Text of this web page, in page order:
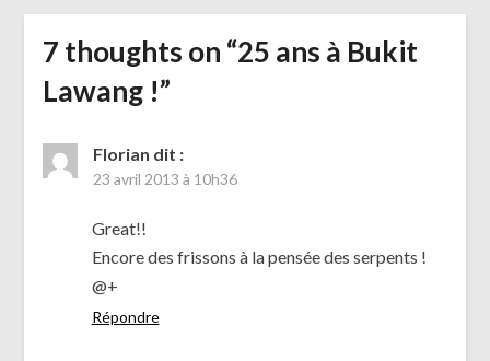
7 thoughts on “25 ans à Bukit
Lawang !”
Florian dit :
23 avril 2013 à 10h36
Great!!
Encore des frissons à la pensée des serpents !
@+
Répondre